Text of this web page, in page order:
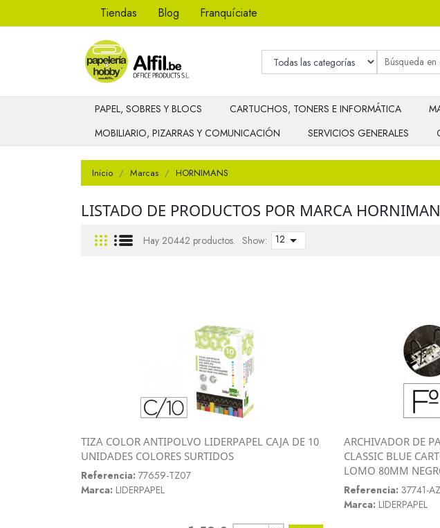
Tiendas Blog Franquíciate
PAPEL, SOBRES Y BLOCS CARTUCHOS, TONERS E INFORMÁTICA
MOBILIARIO, PIZARRAS Y COMUNICACIÓN
SERVICIOS GENERALES
Inicio Marcas HORNIMANS
LISTADO DE PRODUCTOS POR MARCA
Hay 20442 productos. Show: 12 
 Vista rápida
TIZA COLOR ANTIPOLVO LIDERPAPEL CAJA DE 10
UNIDADES COLORES SURTIDOS
Referencia: 77659-TZ07
Marca: LIDERPAPEL
ARCHIVADOR DE
CLASSIC BLUE
LOMO 80MM
Referencia: 37741-
Marca: LIDERPAPEL